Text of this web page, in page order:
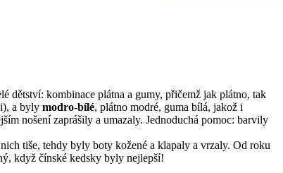
dětství: kombinace plátna a gumy, přičemž jak plátno, tak
a byly modro-bílé, plátno modré, guma bílá, jakož i
nošení zaprášily a umazaly. Jednoduchá pomoc: barvily
tiše, tehdy byly boty kožené a klapaly a vrzaly. Od roku
když čínské kedsky byly nejlepší!